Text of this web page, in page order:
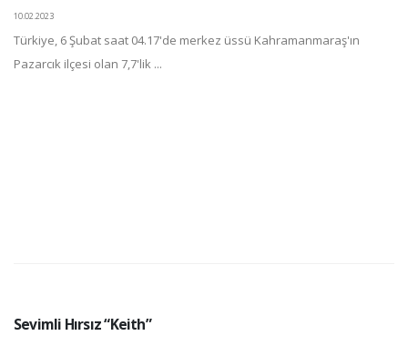
10.02.2023
Türkiye, 6 Şubat saat 04.17'de merkez üssü Kahramanmaraş'ın
Pazarcık ilçesi olan 7,7'lik ...
Sevimli Hırsız “Keith”